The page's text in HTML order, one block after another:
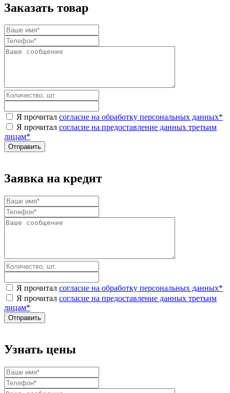
Заказать товар
Я прочитал согласие на обработку персональных данных*
Я прочитал согласие на предоставление данных третьим
лицам*
Заявка на кредит
Я прочитал согласие на обработку персональных данных*
Я прочитал согласие на предоставление данных третьим
лицам*
Узнать цены